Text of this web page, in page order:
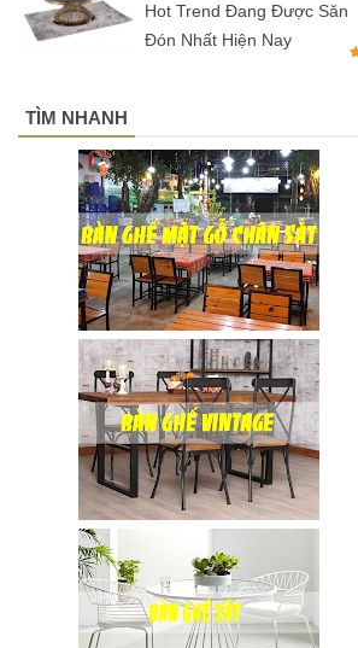
trong suốt,
trong suốt
chân gỗ bọc
vải bố xanh
xám GLM27-
ghế dành
cho quán
cafe, cửa
hàng tại
Tp.HCM
Ghế chân
xoay mặt
ngồi đệm
GLM48-ghế
Hot Trend Đang Được Săn
Đón Nhất Hiện Nay
TÌM NHANH